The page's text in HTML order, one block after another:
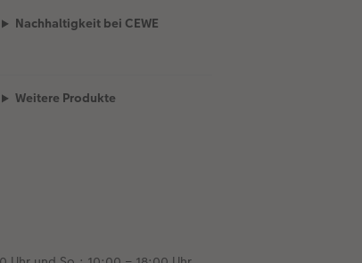
Nachhaltigkeit bei CEWE
Weitere Produkte